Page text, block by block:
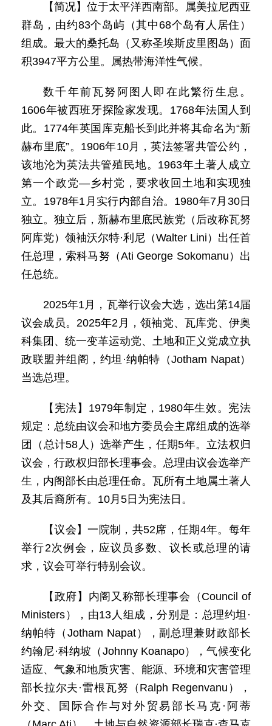
【简况】位于太平洋西南部。属美拉尼西亚
群岛，由约83个岛屿（其中68个岛有人居住）
组成。最大的桑托岛（又称圣埃斯皮里图岛）面
积3947平方公里。属热带海洋性气候。
数千年前瓦努阿图人即在此繁衍生息。
1606年被西班牙探险家发现。1768年法国人到
此。1774年英国库克船长到此并将其命名为“新
赫布里底”。1906年10月，英法签署共管公约，
该地沦为英法共管殖民地。1963年土著人成立
第一个政党—乡村党，要求收回土地和实现独
立。1978年1月实行内部自治。1980年7月30日
独立。独立后，新赫布里底民族党（后改称瓦努
阿库党）领袖沃尔特·利尼（Walter Lini）出任首
任总理，索科马努（Ati George Sokomanu）出
任总统。
2025年1月，瓦举行议会大选，选出第14届
议会成员。2025年2月，领袖党、瓦库党、伊奥
科集团、统一变革运动党、土地和正义党成立执
政联盟并组阁，约坦·纳帕特（Jotham Napat）
当选总理。
【宪法】1979年制定，1980年生效。宪法
规定：总统由议会和地方委员会主席组成的选举
团（总计58人）选举产生，任期5年。立法权归
议会，行政权归部长理事会。总理由议会选举产
生，内阁部长由总理任命。瓦所有土地属土著人
及其后裔所有。10月5日为宪法日。
【议会】一院制，共52席，任期4年。每年
举行2次例会，应议员多数、议长或总理的请
求，议会可举行特别会议。
【政府】内阁又称部长理事会（Council of
Ministers），由13人组成，分别是：总理约坦·
纳帕特（Jotham Napat），副总理兼财政部长
约翰尼·科纳坡（Johnny Koanapo），气候变化
适应、气象和地质灾害、能源、环境和灾害管理
部长拉尔夫·雷根瓦努（Ralph Regenvanu），
外交、国际合作与对外贸易部长马克·阿蒂